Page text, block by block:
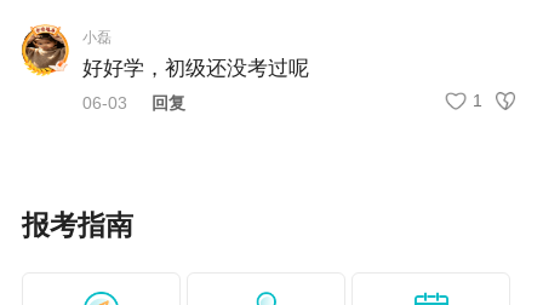
小磊
好好学，初级还没考过呢
06-03 回复 1
报考指南